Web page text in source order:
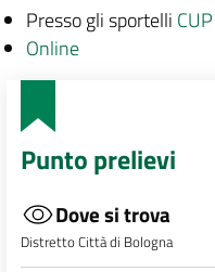
Presso gli sportelli CUP
Online
Punto prelievi
Dove si trova
Distretto Città di Bologna